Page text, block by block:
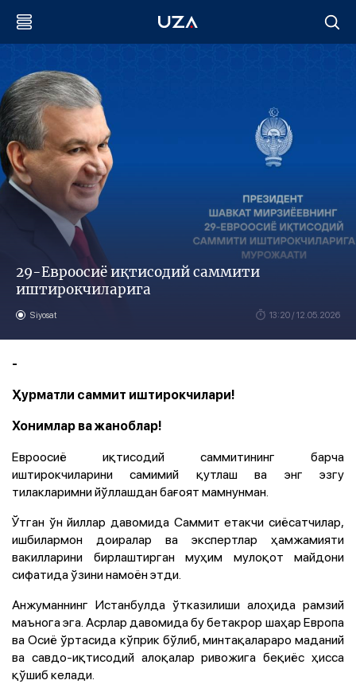
29-Евроосиё иқтисодий саммити
иштирокчиларига
Siyosat 13:20 / 12.05.2026
-
Ҳурматли саммит иштирокчилари!
Хонимлар ва жаноблар!
Евроосиё иқтисодий саммитининг барча
иштирокчиларини самимий қутлаш ва энг эзгу
тилакларимни йўллашдан бағоят мамнунман.
Ўтган ўн йиллар давомида Саммит етакчи сиёсатчилар,
ишбилармон доиралар ва экспертлар ҳамжамияти
вакилларини бирлаштирган муҳим мулоқот майдони
сифатида ўзини намоён этди.
Анжуманнинг Истанбулда ўтказилиши алоҳида рамзий
маънога эга. Асрлар давомида бу бетакрор шаҳар Европа
ва Осиё ўртасида кўприк бўлиб, минтақалараро маданий
ва савдо-иқтисодий алоқалар ривожига беқиёс ҳисса
қўшиб келади.